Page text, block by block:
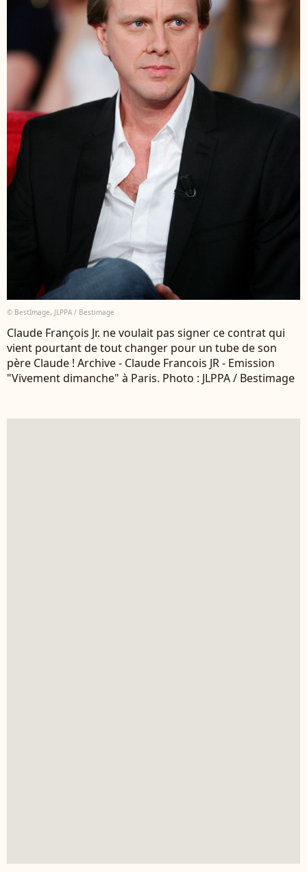
© BestImage, JLPPA / Bestimage
Claude François Jr. ne voulait pas signer ce contrat qui
vient pourtant de tout changer pour un tube de son
père Claude ! Archive - Claude Francois JR - Emission
"Vivement dimanche" à Paris. Photo : JLPPA / Bestimage